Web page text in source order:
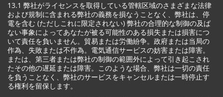
13.1 弊社がライセンスを取得している管轄区域のさまざまな法律
および規制に含まれる弊社の義務を損なうことなく、弊社は、停
電を含む (ただしこれに限定されない) 弊社の合理的な制御の及ば
ない事象によってあなたが被る可能性のある損失または損害につ
いて責任を負いません。貿易または労働紛争。政府または当局の
作為、失敗または不作為。電気通信サービスの妨害または障害。
または、第三者または弊社の制御の範囲外によって引き起こされ
たその他の遅延または障害。このような場合、弊社は一切の責任
を負うことなく、弊社のサービスをキャンセルまたは一時停止す
る権利を留保します。